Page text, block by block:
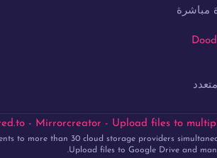
مباشرة
to more than 30 cloud storage providers
Upload files to Google Drive and